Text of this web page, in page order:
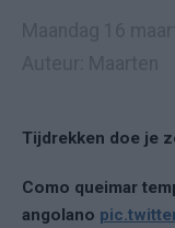
Tijdrekken doe je
Como queimar
angolano